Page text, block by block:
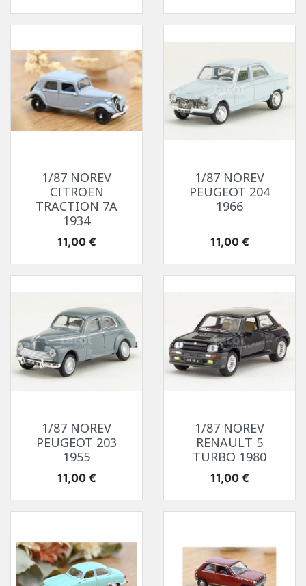
1/87 NOREV
CITROEN
TRACTION 7A
1934
Prix
11,00 €
1/87 NOREV
PEUGEOT 204
1966
Prix
11,00 €
1/87 NOREV
PEUGEOT 203
1955
Prix
11,00 €
1/87 NOREV
RENAULT 5
TURBO 1980
Prix
11,00 €